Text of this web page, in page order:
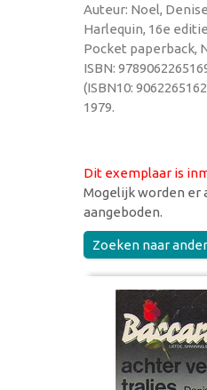
Auteur: Noel,
Harlequin, 16e
Pocket paperback,
ISBN:
(ISBN10:
1979.
Dit exemplaar is
Mogelijk worden er
aangeboden.
Zoeken naar